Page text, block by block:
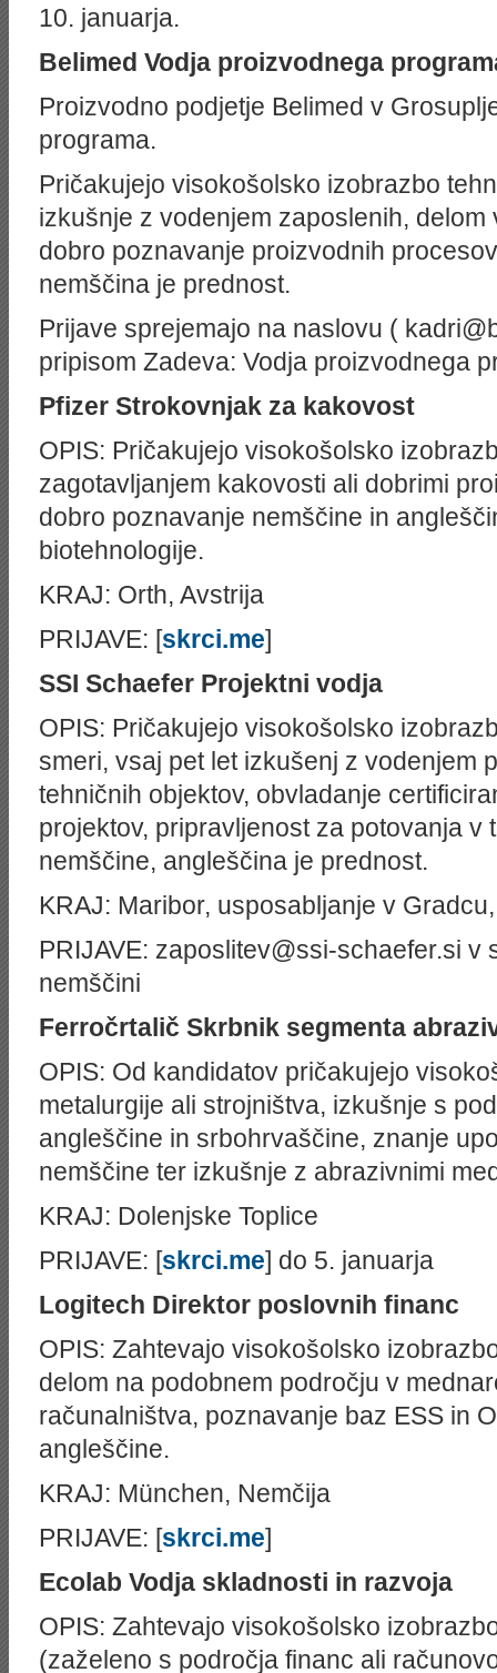
10. januarja.
Belimed Vodja proizvodnega
Proizvodno podjetje Belimed v
programa.
Pričakujejo visokošolsko izobrazbo
izkušnje z vodenjem zaposlenih,
dobro poznavanje proizvodnih
nemščina je prednost.
Prijave sprejemajo na naslovu (
pripisom Zadeva: Vodja proizvodnega
Pfizer Strokovnjak za kakovost
OPIS: Pričakujejo visokošolsko
zagotavljanjem kakovosti ali dobrimi
dobro poznavanje nemščine in
biotehnologije.
KRAJ: Orth, Avstrija
PRIJAVE: [skrci.me]
SSI Schaefer Projektni vodja
OPIS: Pričakujejo visokošolsko
smeri, vsaj pet let izkušenj z vodenjem
tehničnih objektov, obvladanje
projektov, pripravljenost za potovanja v
nemščine, angleščina je prednost.
KRAJ: Maribor, usposabljanje v
PRIJAVE: zaposlitev@ssi-schaefer.si v
nemščini
Ferročrtalič Skrbnik segmenta
OPIS: Od kandidatov pričakujejo
metalurgije ali strojništva, izkušnje s
angleščine in srbohrvaščine, znanje
nemščine ter izkušnje z abrazivnimi
KRAJ: Dolenjske Toplice
PRIJAVE: [skrci.me] do 5. januarja
Logitech Direktor poslovnih financ
OPIS: Zahtevajo visokošolsko
delom na podobnem področju v
računalništva, poznavanje baz ESS in
angleščine.
KRAJ: München, Nemčija
PRIJAVE: [skrci.me]
Ecolab Vodja skladnosti in razvoja
OPIS: Zahtevajo visokošolsko
(zaželeno s področja financ ali